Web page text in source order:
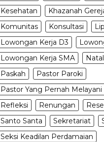
Kesehatan
Khazanah
Komunitas
Konsultasi
Lowongan Kerja D3
Lowongan Kerja SMA
Natal
Paskah
Pastor Paroki
Pastor Yang Pernah Melayani
Refleksi
Renungan
Santo Santa
Sekretariat
Seksi Keadilan Perdamaian